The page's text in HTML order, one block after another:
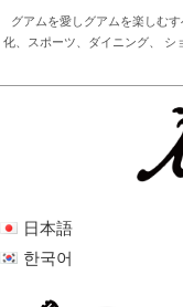
グアムを愛しグアムを楽しむ
化、スポーツ、ダイニング、 シ
日本語
한국어